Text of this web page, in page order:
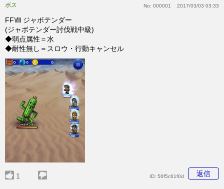
ボス No: 000001 2017/03/03 03:33
FFⅧ ジャボテンダー
(ジャボテンダー討伐戦中級)
◆弱点属性＝水
◆耐性無し＝スロウ・行動キャンセル
1 返信
ID: 56f5c61f0d